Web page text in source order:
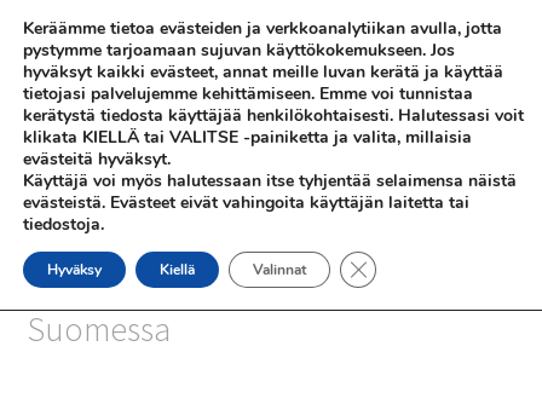
Siirry
navigointiin
Siirry
sisältöön
Valikko
SHOP
INFO
SiniSusan kortit painetaan
Suomessa
Keräämme tietoa evästeiden ja verkkoanalytiikan avulla, jotta
pystymme tarjoamaan sujuvan käyttökokemukseen. Jos
hyväksyt kaikki evästeet, annat meille luvan kerätä ja käyttää
tietojasi palvelujemme kehittämiseen. Emme voi tunnistaa
kerätystä tiedosta käyttäjää henkilökohtaisesti. Halutessasi voit
klikata KIELLÄ tai VALITSE -painiketta ja valita, millaisia
evästeitä hyväksyt.
Käyttäjä voi myös halutessaan itse tyhjentää selaimensa näistä
evästeistä. Evästeet eivät vahingoita käyttäjän laitetta tai
tiedostoja.
Hyväksy Kiellä Valinnat Sulje evästebanneri